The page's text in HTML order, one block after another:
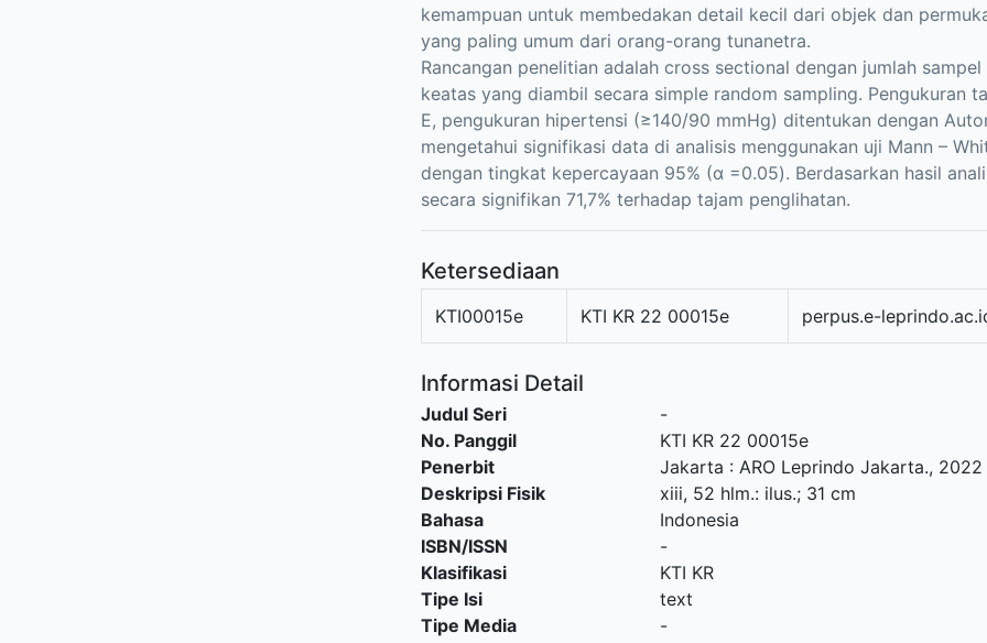
kemampuan untuk membedakan detail kecil dari objek dan
yang paling umum dari orang-orang tunanetra.
Rancangan penelitian adalah cross sectional dengan jumlah
keatas yang diambil secara simple random sampling. Pengukuran
E, pengukuran hipertensi (≥140/90 mmHg) ditentukan dengan
mengetahui signifikasi data di analisis menggunakan uji Mann –
dengan tingkat kepercayaan 95% (α =0.05). Berdasarkan hasil
secara signifikan 71,7% terhadap tajam penglihatan.
Ketersediaan
KTI00015e KTI KR 22 00015e perpus.e-
Informasi Detail
Judul Seri
-
No. Panggil
KTI KR 22 00015e
Penerbit
Jakarta : ARO Leprindo Jakarta., 2022
Deskripsi Fisik
xiii, 52 hlm.: ilus.; 31 cm
Bahasa
Indonesia
ISBN/ISSN
-
Klasifikasi
KTI KR
Tipe Isi
text
Tipe Media
-